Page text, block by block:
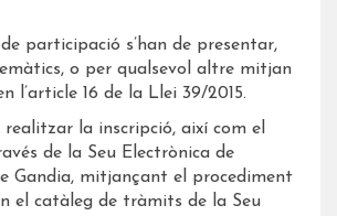
participació s’han de presentar,
o per qualsevol altre mitjan
l’article 16 de la Llei 39/2015.
realitzar la inscripció, així com el
de la Seu Electrònica de
Gandia, mitjançant el procediment
el catàleg de tràmits de la Seu